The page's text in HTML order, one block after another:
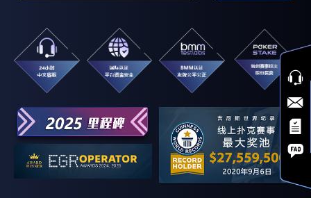
$200 每日特别赛 19:05 $200 $10,000
$3 每日特别赛 19:05 $3 $2,000
$30 每日特别赛 20:05 $30 $7,500
$3 每日特别赛 20:05 $3 $2,500